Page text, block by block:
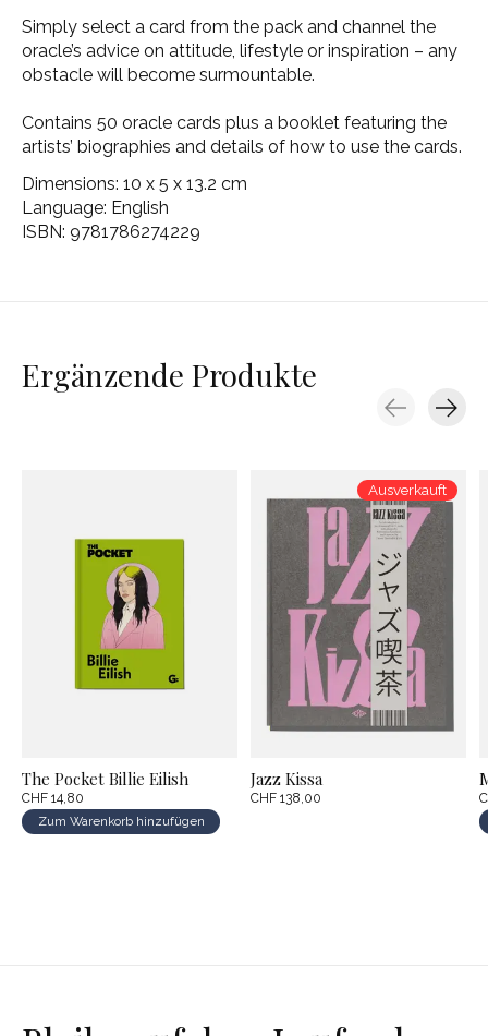
Simply select a card from the pack and channel the
oracle’s advice on attitude, lifestyle or inspiration – any
obstacle will become surmountable.
Contains 50 oracle cards plus a booklet featuring the
artists’ biographies and details of how to use the cards.
Dimensions: 10 x 5 x 13.2 cm
Language: English
ISBN: 9781786274229
Ergänzende Produkte
The Pocket Billie Eilish
CHF 14,80
Zum Warenkorb hinzufügen
Ausverkauft
Jazz Kissa
CHF 138,00